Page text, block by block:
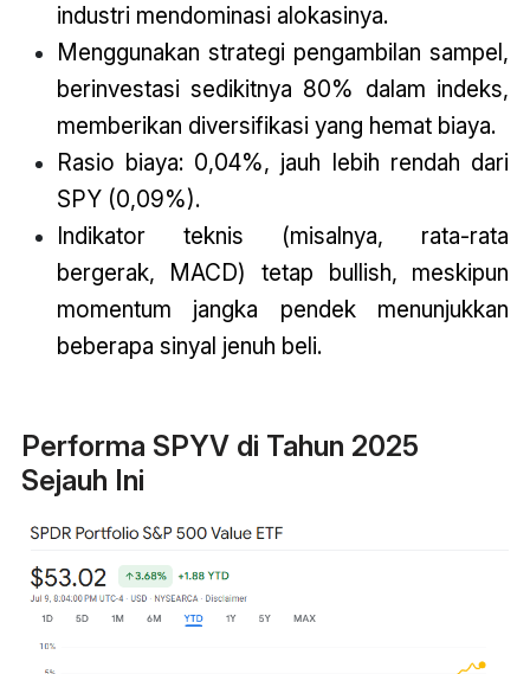
industri mendominasi alokasinya.
Menggunakan strategi pengambilan sampel,
berinvestasi sedikitnya 80% dalam indeks,
memberikan diversifikasi yang hemat biaya.
Rasio biaya: 0,04%, jauh lebih rendah dari
SPY (0,09%).
Indikator teknis (misalnya, rata-rata
bergerak, MACD) tetap bullish, meskipun
momentum jangka pendek menunjukkan
beberapa sinyal jenuh beli.
Performa SPYV di Tahun 2025
Sejauh Ini